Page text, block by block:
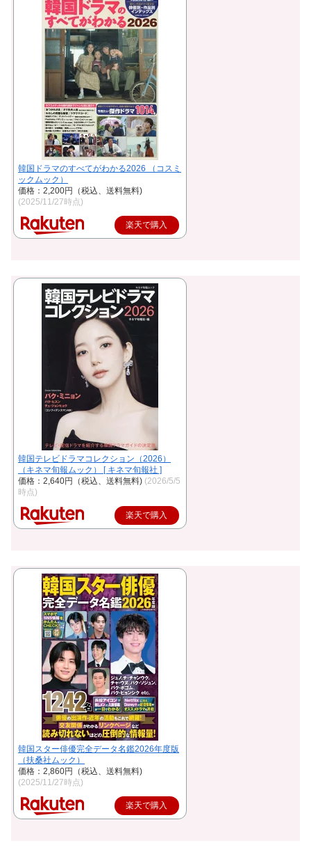
韓国ドラマのすべてがわかる2026 （コスミ
ックムック）
価格：2,200円（税込、送料無料)
(2025/11/27時点)
楽天で購入
韓国テレビドラマコレクション（2026）
（キネマ旬報ムック） [ キネマ旬報社 ]
価格：2,640円（税込、送料無料) (2026/5/5
時点)
楽天で購入
韓国スター俳優完全データ名鑑2026年度版
（扶桑社ムック）
価格：2,860円（税込、送料無料)
(2025/11/27時点)
楽天で購入